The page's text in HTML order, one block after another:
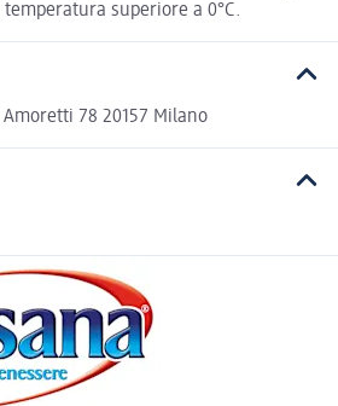
superiore a 0°C.
78 20157 Milano